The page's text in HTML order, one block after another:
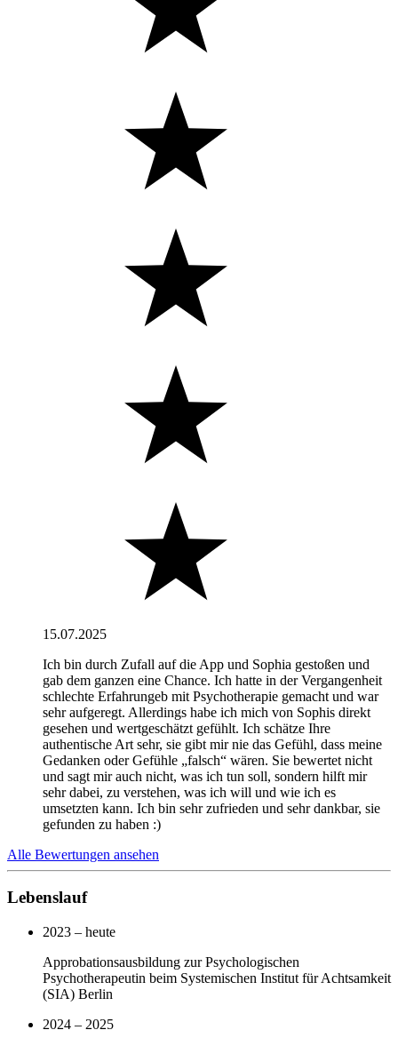
15.07.2025
Ich bin durch Zufall auf die App und Sophia gestoßen und
gab dem ganzen eine Chance. Ich hatte in der Vergangenheit
schlechte Erfahrungeb mit Psychotherapie gemacht und war
sehr aufgeregt. Allerdings habe ich mich von Sophis direkt
gesehen und wertgeschätzt gefühlt. Ich schätze Ihre
authentische Art sehr, sie gibt mir nie das Gefühl, dass meine
Gedanken oder Gefühle „falsch“ wären. Sie bewertet nicht
und sagt mir auch nicht, was ich tun soll, sondern hilft mir
sehr dabei, zu verstehen, was ich will und wie ich es
umsetzten kann. Ich bin sehr zufrieden und sehr dankbar, sie
gefunden zu haben :)
Alle Bewertungen ansehen
Lebenslauf
2023 – heute
Approbationsausbildung zur Psychologischen
Psychotherapeutin beim Systemischen Institut für Achtsamkeit
(SIA) Berlin
2024 – 2025